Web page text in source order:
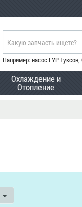
Например: насос ГУР Туксон,
Охлаждение и
Отопление